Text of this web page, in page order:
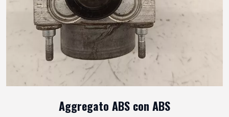
Aggregato ABS con ABS